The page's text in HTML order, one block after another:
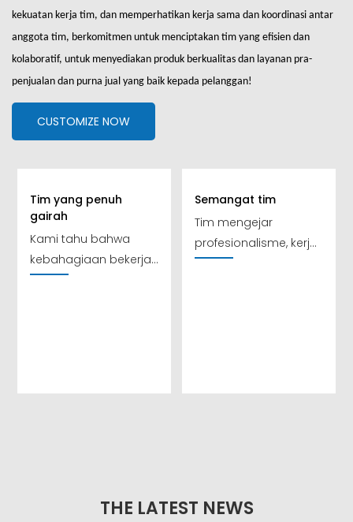
kekuatan kerja tim, dan memperhatikan kerja sama dan koordinasi antar
anggota tim, berkomitmen untuk menciptakan tim yang efisien dan
kolaboratif, untuk menyediakan produk berkualitas dan layanan pra-
penjualan dan purna jual yang baik kepada pelanggan!
CUSTOMIZE NOW
Tim yang penuh
gairah
Kami tahu bahwa
kebahagiaan bekerja
bukanlah pada
Semangat tim
Tim mengejar
profesionalisme, kerja
sama, menciptakan
THE LATEST NEWS